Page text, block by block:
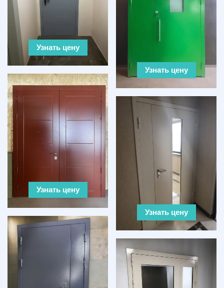
Узнать цену
Узнать цену
Узнать цену
Узнать цену